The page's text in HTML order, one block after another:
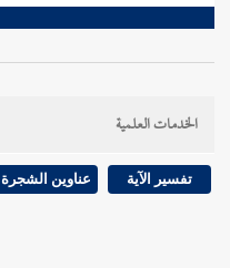
الخدمات العلمية
تفسير الآية عناوين الشجرة